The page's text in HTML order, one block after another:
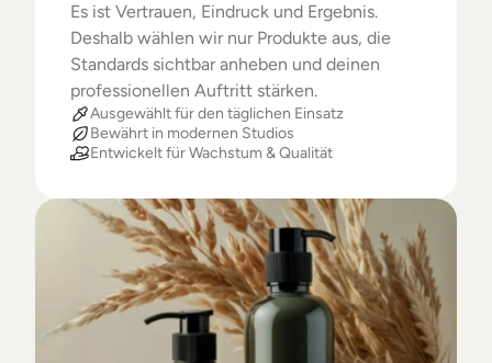
Es ist Vertrauen, Eindruck und Ergebnis.
Deshalb wählen wir nur Produkte aus, die
Standards sichtbar anheben und deinen
professionellen Auftritt stärken.
Ausgewählt für den täglichen Einsatz
Bewährt in modernen Studios
Entwickelt für Wachstum & Qualität